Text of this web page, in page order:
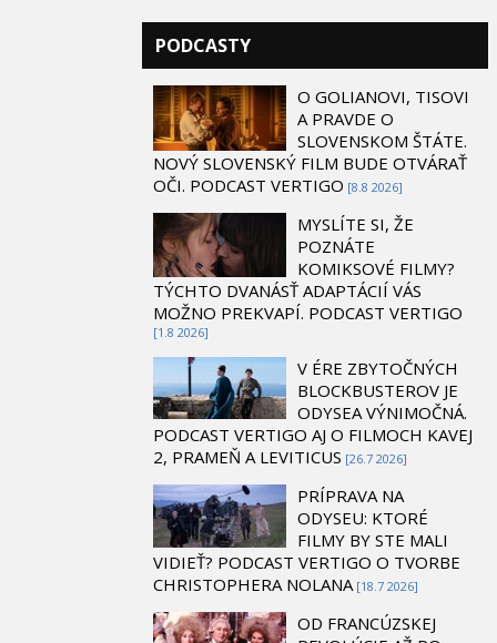
PODCASTY
O GOLIANOVI, TISOVI
A PRAVDE O
SLOVENSKOM ŠTÁTE.
NOVÝ SLOVENSKÝ FILM BUDE OTVÁRAŤ
OČI. PODCAST VERTIGO [8.8 2026]
MYSLÍTE SI, ŽE
POZNÁTE
KOMIKSOVÉ FILMY?
TÝCHTO DVANÁSŤ ADAPTÁCIÍ VÁS
MOŽNO PREKVAPÍ. PODCAST VERTIGO
[1.8 2026]
V ÉRE ZBYTOČNÝCH
BLOCKBUSTEROV JE
ODYSEA VÝNIMOČNÁ.
PODCAST VERTIGO AJ O FILMOCH KAVEJ
2, PRAMEŇ A LEVITICUS [26.7 2026]
PRÍPRAVA NA
ODYSEU: KTORÉ
FILMY BY STE MALI
VIDIEŤ? PODCAST VERTIGO O TVORBE
CHRISTOPHERA NOLANA [18.7 2026]
OD FRANCÚZSKEJ